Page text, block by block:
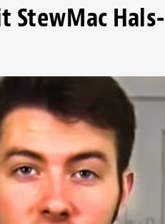
StewMac Hals-